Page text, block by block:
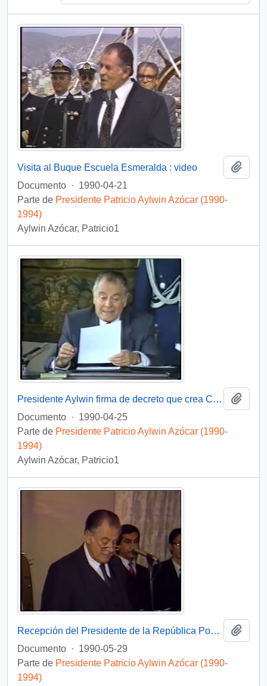
Visita al Buque Escuela Esmeralda : video
Documento · 1990-04-21
Parte de Presidente Patricio Aylwin Azócar (1990-
1994)
Aylwin Azócar, Patricio1
Presidente Aylwin firma de decreto que crea Comisión Nacional de Verdad y Reconciliación: video
Documento · 1990-04-25
Parte de Presidente Patricio Aylwin Azócar (1990-
1994)
Aylwin Azócar, Patricio1
Recepción del Presidente de la República Popular China : video
Documento · 1990-05-29
Parte de Presidente Patricio Aylwin Azócar (1990-
1994)